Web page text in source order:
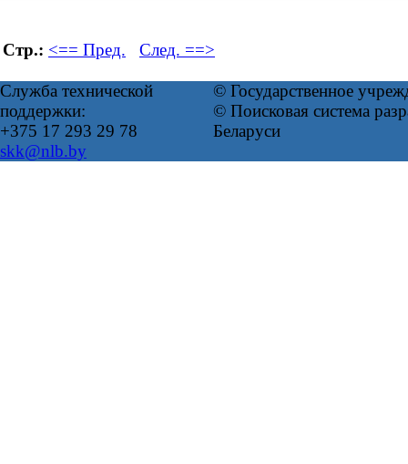
Стр.: <== Пред. След. ==>
Служба технической
поддержки:
+375 17 293 29 78
skk@nlb.by
© Государственное
© Поисковая система
Беларуси